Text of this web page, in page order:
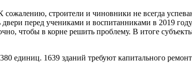
сожалению, строители и чиновники не всегда
перед учениками и воспитанниками в 2019
чтобы в корне решить проблему. В итоге
единиц. 1639 зданий требуют капитального